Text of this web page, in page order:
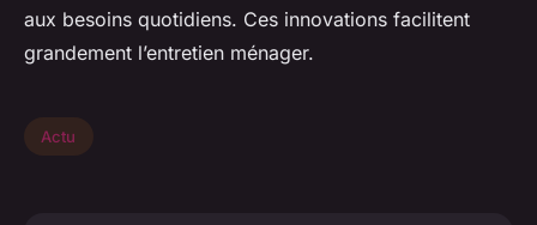
aux besoins quotidiens. Ces innovations facilitent
grandement l’entretien ménager.
Actu